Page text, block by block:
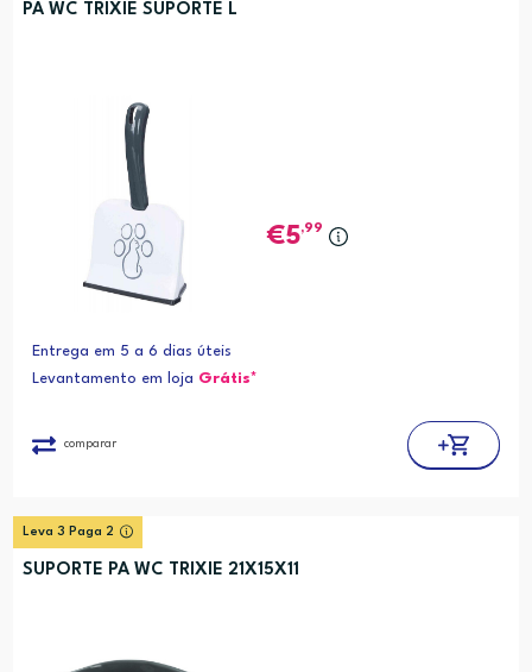
PA WC TRIXIE SUPORTE L
5,99
Entrega em 5 a 6 dias úteis
Levantamento em loja Grátis*
comparar
Leva 3 Paga 2
SUPORTE PA WC TRIXIE 21X15X11